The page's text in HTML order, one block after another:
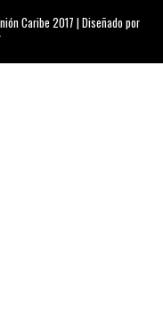
Caribe 2017 | Diseñado por